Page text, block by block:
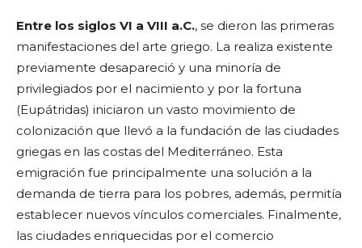
Entre los siglos VI a VIII a.C., se dieron las primeras
manifestaciones del arte griego. La realiza existente
previamente desapareció y una minoría de
privilegiados por el nacimiento y por la fortuna
(Eupátridas) iniciaron un vasto movimiento de
colonización que llevó a la fundación de las ciudades
griegas en las costas del Mediterráneo. Esta
emigración fue principalmente una solución a la
demanda de tierra para los pobres, además, permitía
establecer nuevos vínculos comerciales. Finalmente,
las ciudades enriquecidas por el comercio